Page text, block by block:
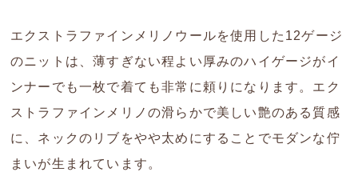
エクストラファインメリノウールを使用した12ゲージ
のニットは、薄すぎない程よい厚みのハイゲージがイ
ンナーでも一枚で着ても非常に頼りになります。エク
ストラファインメリノの滑らかで美しい艶のある質感
に、ネックのリブをやや太めにすることでモダンな佇
まいが生まれています。